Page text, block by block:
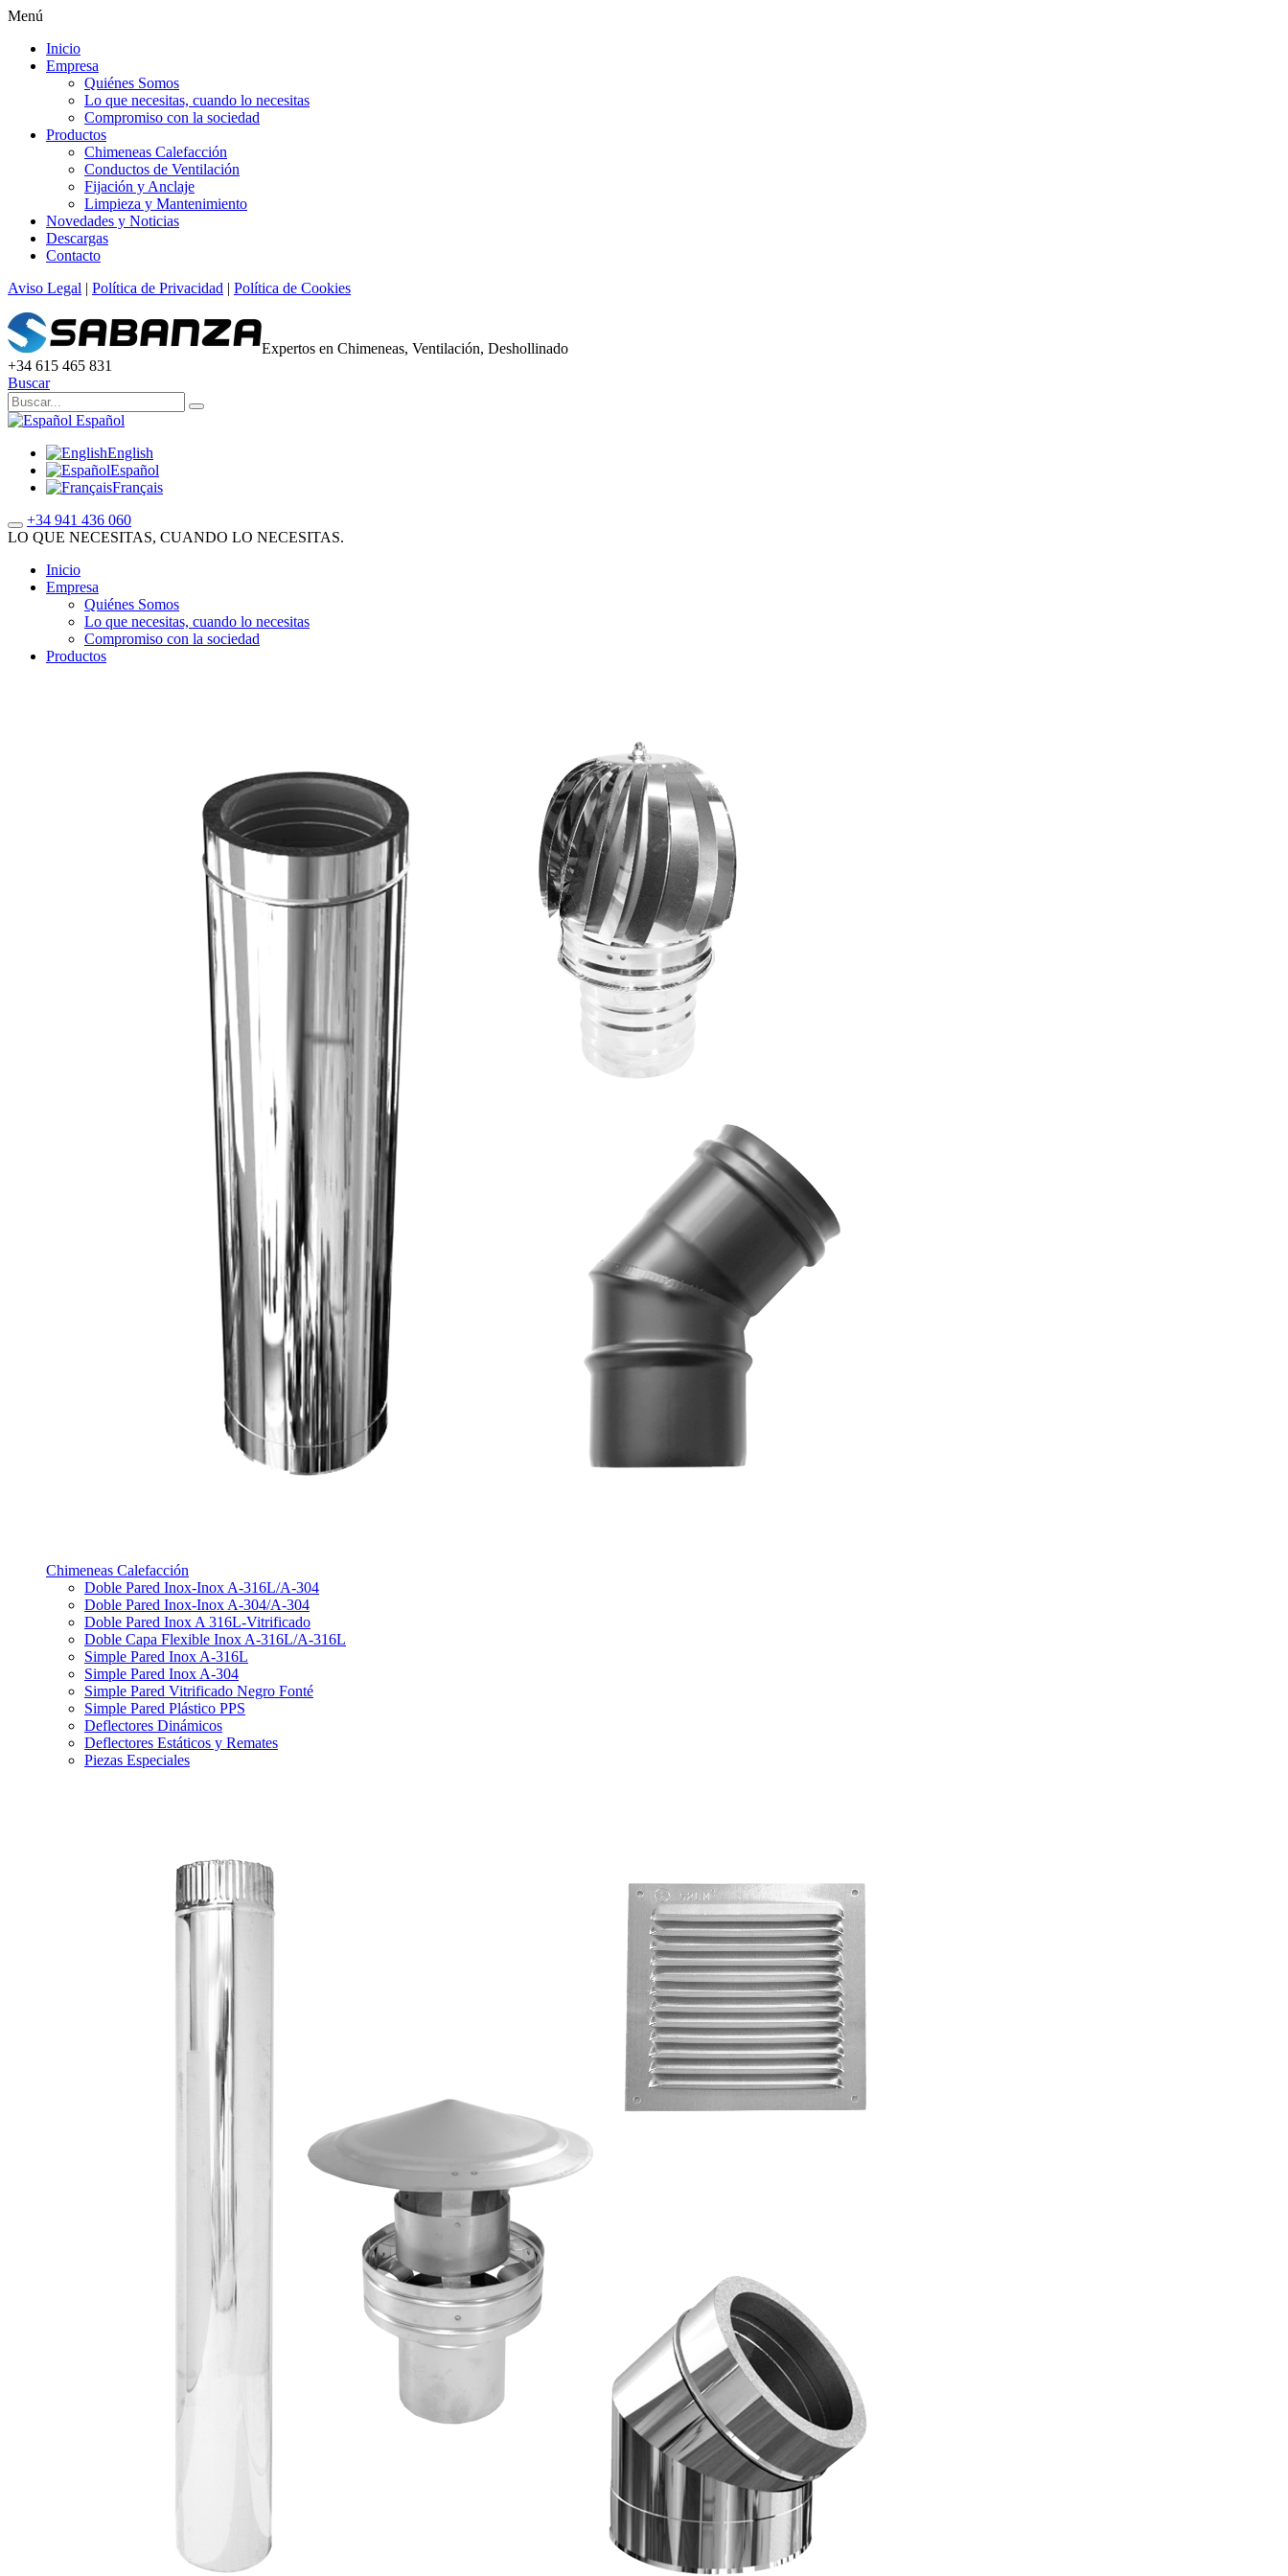
Menú
Inicio
Empresa
Quiénes Somos
Lo que necesitas, cuando lo necesitas
Compromiso con la sociedad
Productos
Chimeneas Calefacción
Conductos de Ventilación
Fijación y Anclaje
Limpieza y Mantenimiento
Novedades y Noticias
Descargas
Contacto
Aviso Legal | Política de Privacidad | Política de Cookies
Expertos en Chimeneas, Ventilación, Deshollinado
+34 615 465 831
Buscar
Español
English
Español
Français
+34 941 436 060
LO QUE NECESITAS, CUANDO LO NECESITAS.
Inicio
Empresa
Quiénes Somos
Lo que necesitas, cuando lo necesitas
Compromiso con la sociedad
Productos
Chimeneas Calefacción
Doble Pared Inox-Inox A-316L/A-304
Doble Pared Inox-Inox A-304/A-304
Doble Pared Inox A 316L-Vitrificado
Doble Capa Flexible Inox A-316L/A-316L
Simple Pared Inox A-316L
Simple Pared Inox A-304
Simple Pared Vitrificado Negro Fonté
Simple Pared Plástico PPS
Deflectores Dinámicos
Deflectores Estáticos y Remates
Piezas Especiales